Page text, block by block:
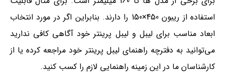
استفاده از ریبون 450×150 را دارند. بنابراین اگر در مورد انتخاب
ابعاد مناسب برای لیبل و لیبل پرینتر خود آگاهی کافی ندارید
می‌توانید به دفترچه راهنمای لیبل پرینتر خود مراجعه کرده یا از
کارشناسان ما در این زمینه راهنمایی لازم را کسب کنید.